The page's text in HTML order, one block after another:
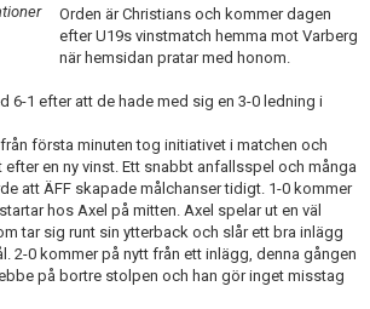
Orden är Christians och kommer dagen
efter U19s vinstmatch hemma mot Varberg
när hemsidan pratar med honom.
6-1 efter att de hade med sig en 3-0 ledning i
första minuten tog initiativet i matchen och
efter en ny vinst. Ett snabbt anfallsspel och många
att ÄFF skapade målchanser tidigt. 1-0 kommer
hos Axel på mitten. Axel spelar ut en väl
tar sig runt sin ytterback och slår ett bra inlägg
2-0 kommer på nytt från ett inlägg, denna gången
på bortre stolpen och han gör inget misstag